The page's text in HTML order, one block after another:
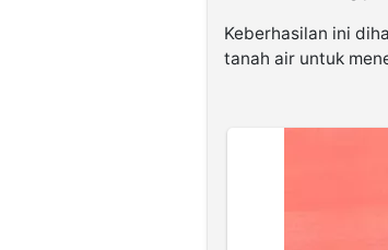
Keberhasilan ini
tanah air untuk